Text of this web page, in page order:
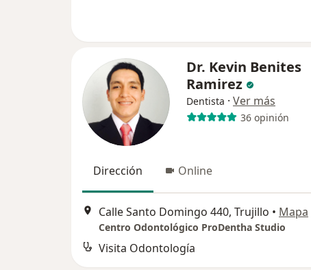
Dr. Kevin Benites
Ramirez
Dentista · Ver más
36 opinión
Dirección Online
Calle Santo Domingo 440, Trujillo • Mapa
Centro Odontológico ProDentha Studio
Visita Odontología